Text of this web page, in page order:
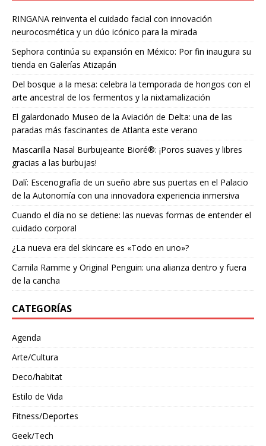
RINGANA reinventa el cuidado facial con innovación
neurocosmética y un dúo icónico para la mirada
Sephora continúa su expansión en México: Por fin inaugura su
tienda en Galerías Atizapán
Del bosque a la mesa: celebra la temporada de hongos con el
arte ancestral de los fermentos y la nixtamalización
El galardonado Museo de la Aviación de Delta: una de las
paradas más fascinantes de Atlanta este verano
Mascarilla Nasal Burbujeante Bioré®: ¡Poros suaves y libres
gracias a las burbujas!
Dalí: Escenografía de un sueño abre sus puertas en el Palacio
de la Autonomía con una innovadora experiencia inmersiva
Cuando el día no se detiene: las nuevas formas de entender el
cuidado corporal
¿La nueva era del skincare es «Todo en uno»?
Camila Ramme y Original Penguin: una alianza dentro y fuera
de la cancha
CATEGORÍAS
Agenda
Arte/Cultura
Deco/habitat
Estilo de Vida
Fitness/Deportes
Geek/Tech